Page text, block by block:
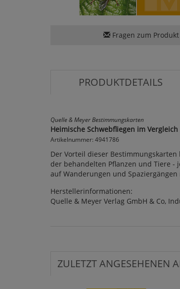
Fragen zum Produkt
PRODUKTDETAILS
Quelle & Meyer Bestimmungskarten
Heimische Schwebfliegen im Vergleich
Artikelnummer: 4941786
Der Vorteil dieser
der behandelten Pflanzen und Tiere -
auf Wanderungen und
Herstellerinformationen:
Quelle & Meyer Verlag GmbH & Co,
ZULETZT ANGESEHENEN